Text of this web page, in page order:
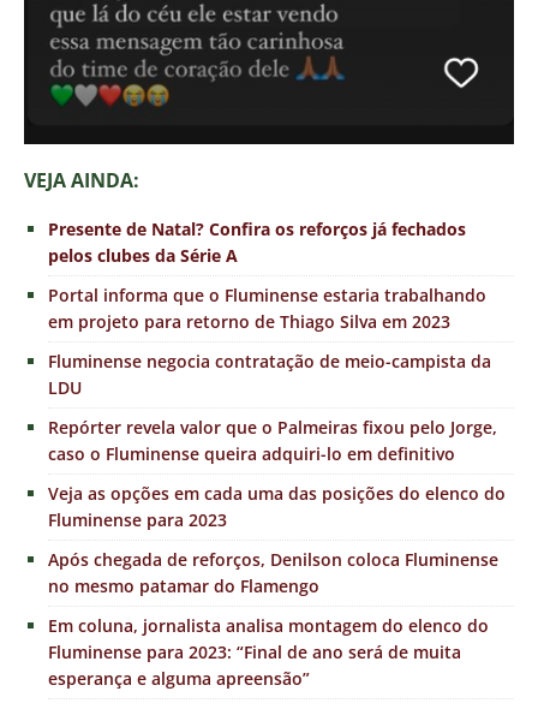
VEJA AINDA:
Presente de Natal? Confira os reforços já fechados
pelos clubes da Série A
Portal informa que o Fluminense estaria trabalhando
em projeto para retorno de Thiago Silva em 2023
Fluminense negocia contratação de meio-campista da
LDU
Repórter revela valor que o Palmeiras fixou pelo Jorge,
caso o Fluminense queira adquiri-lo em definitivo
Veja as opções em cada uma das posições do elenco do
Fluminense para 2023
Após chegada de reforços, Denilson coloca Fluminense
no mesmo patamar do Flamengo
Em coluna, jornalista analisa montagem do elenco do
Fluminense para 2023: “Final de ano será de muita
esperança e alguma apreensão”